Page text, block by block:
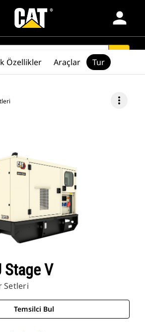
person
more_vert
Stage V
Setleri
Temsilci Bul
Özellikler Araçlar Tur